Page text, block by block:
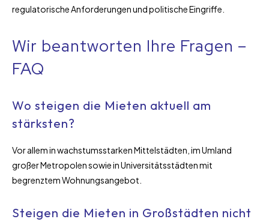
regulatorische Anforderungen und politische Eingriffe.
Wir beantworten Ihre Fragen –
FAQ
Wo steigen die Mieten aktuell am
stärksten?
Vor allem in wachstumsstarken Mittelstädten, im Umland
großer Metropolen sowie in Universitätsstädten mit
begrenztem Wohnungsangebot.
Steigen die Mieten in Großstädten nicht